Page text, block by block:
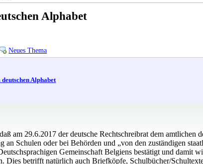
Alphabet
Neues Thema
Alphabet
am 29.6.2017 der deutsche Rechtschreibrat dem
Schulen oder bei Behörden und „von den zuständigen
Gemeinschaft Belgiens bestätigt und damit
Dies betrifft natürlich auch Briefköpfe, Schulbücher/